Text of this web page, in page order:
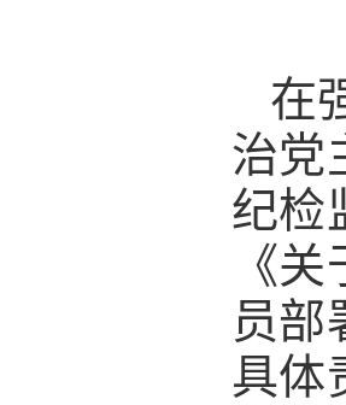
在
治党
纪检
《
员部
具体